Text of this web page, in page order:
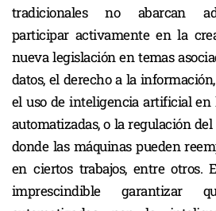
tradicionales no abarcan
participar activamente en la
nueva legislación en temas
datos, el derecho a la
el uso de inteligencia artificial en
automatizadas, o la regulación
donde las máquinas pueden
en ciertos trabajos, entre otros.
imprescindible garantizar